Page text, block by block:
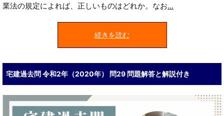
業法の規定によれば、正しいものはどれか。なお...
続きを読む
宅建過去問 令和2年（2020年） 問29 問題解答と解説付き